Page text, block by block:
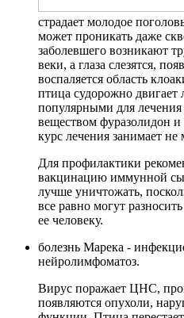
страдает молодое
может проникать даже
заболевшего возникают
веки, а глаза слезятся,
воспаляется область
птица судорожно двигает
популярными для
веществом фуразолидон
курс лечения занимает не
Для профилактики
вакцинацию иммунной
лучше уничтожать,
все равно могут
ее человеку.
болезнь Марека -
нейролимфоматоз.
Вирус поражает ЦНС,
появляются опухоли,